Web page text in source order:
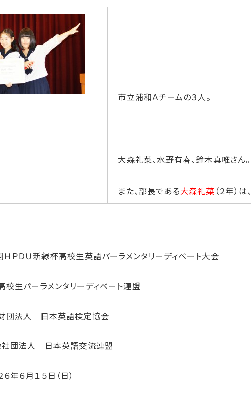
市立浦和Ａチームの３人。
大森礼菜、水野有春、鈴木真唯さん。
また、部長である大森礼菜 （２年）は、
ＰＤＵ新緑杯高校生英語パーラメンタリーディベート大会
パーラメンタリーディベート連盟
法人 日本英語検定協会
日本英語交流連盟
６月１５日（日）